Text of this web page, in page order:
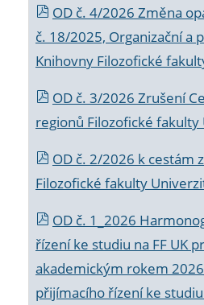
OD č. 4/2026 Změna
č. 18/2025, Organizační a
Knihovny Filozofické
OD č. 3/2026 Zrušení
regionů Filozofické
OD č. 2/2026 k cestám
Filozofické fakulty
OD č. 1_2026
řízení ke studiu na FF UK
akademickým rokem
přijímacího řízení ke